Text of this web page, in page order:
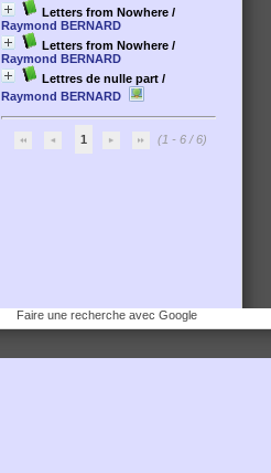
Letters from Nowhere /
Raymond BERNARD
Letters from Nowhere /
Raymond BERNARD
Lettres de nulle part /
Raymond BERNARD
1 (1 - 6 / 6)
Faire une recherche avec Google